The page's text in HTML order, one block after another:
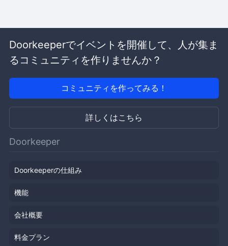
Doorkeeperでイベントを開催して、人が集ま
るコミュニティを作りませんか？
コミュニティを作ってみる！
詳しくはこちら
Doorkeeper
Doorkeeperの仕組み
機能
会社概要
料金プラン